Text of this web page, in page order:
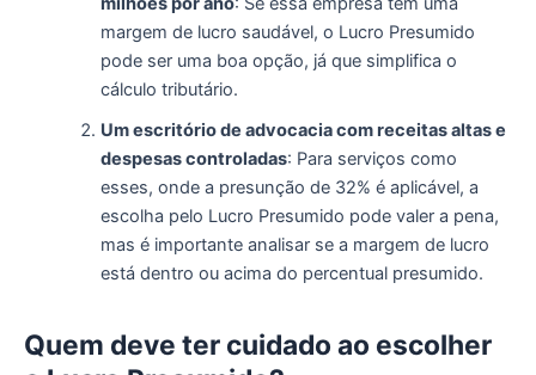
margem de lucro saudável, o Lucro Presumido
pode ser uma boa opção, já que simplifica o
cálculo tributário.
Um escritório de advocacia com receitas altas e
despesas controladas: Para serviços como
esses, onde a presunção de 32% é aplicável, a
escolha pelo Lucro Presumido pode valer a pena,
mas é importante analisar se a margem de lucro
está dentro ou acima do percentual presumido.
Quem deve ter cuidado ao escolher